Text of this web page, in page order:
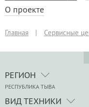
О проекте
Главная | Сервисные
РЕГИОН
РЕСПУБЛИКА ТЫВА
ВИД ТЕХНИКИ